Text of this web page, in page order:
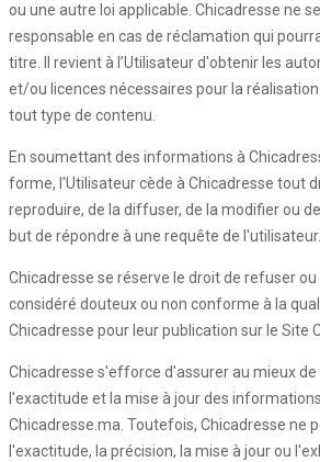
ou une autre loi applicable. Chicadresse ne
responsable en cas de réclamation qui
titre. Il revient à l’Utilisateur d'obtenir les
et/ou licences nécessaires pour la
tout type de contenu.
En soumettant des informations à
forme, l'Utilisateur cède à Chicadresse tout
reproduire, de la diffuser, de la modifier ou
but de répondre à une requête de l'utilisateur.
Chicadresse se réserve le droit de refuser
considéré douteux ou non conforme à la
Chicadresse pour leur publication sur le Site
Chicadresse s'efforce d'assurer au mieux de
l'exactitude et la mise à jour des
Chicadresse.ma. Toutefois, Chicadresse ne
l'exactitude, la précision, la mise à jour ou